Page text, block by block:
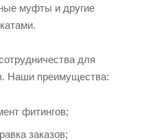
муфты и другие
для
Наши преимущества:
фитингов;
заказов;